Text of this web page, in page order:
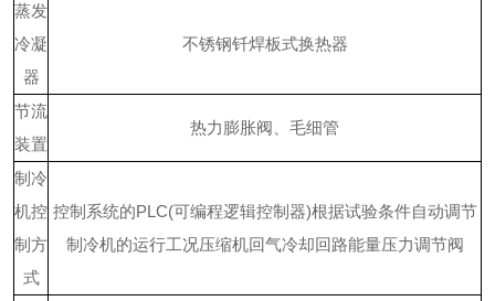
蒸发
冷凝
器
不锈钢钎焊板式换热器
节流
装置
热力膨胀阀、毛细管
制冷
机控
制方
式
控制系统的PLC(可编程逻辑控制器)根据试验条件自动调节
制冷机的运行工况压缩机回气冷却回路能量压力调节阀